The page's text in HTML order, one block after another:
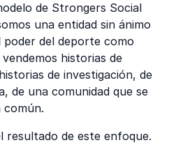
de Strongers Social
una entidad sin ánimo
del deporte como
historias de
de investigación, de
de una comunidad que se
común.
resultado de este enfoque.